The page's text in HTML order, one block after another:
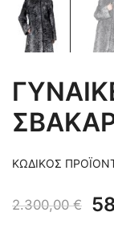
ΚΩΔΙΚΌΣ
2.300,00€